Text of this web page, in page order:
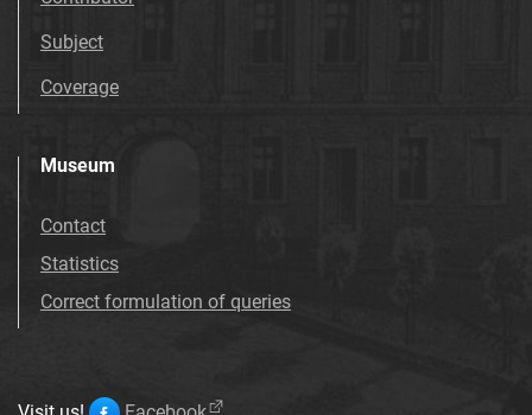
Subject
Coverage
Museum
Contact
Statistics
Correct formulation of queries